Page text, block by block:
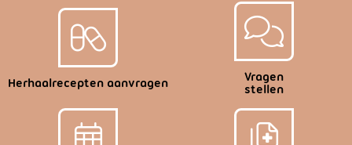
Herhaalrecepten aanvragen
Vragen
stellen